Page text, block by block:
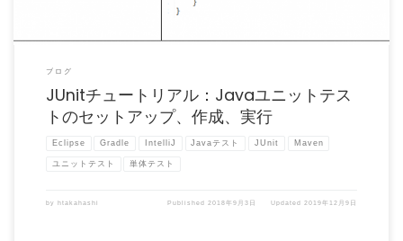
ブログ
JUnitチュートリアル：Javaユニットテス
トのセットアップ、作成、実行
Eclipse Gradle IntelliJ Javaテスト JUnit Maven
ユニットテスト 単体テスト
by htakahashi Published 2018年9月3日 Updated 2019年12月9日